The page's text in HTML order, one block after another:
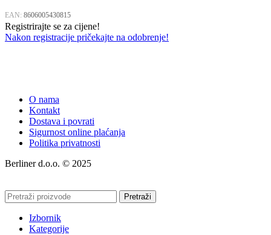
EAN: 8606005430815
Registrirajte se za cijene!
Nakon registracije pričekajte na odobrenje!
O nama
Kontakt
Dostava i povrati
Sigurnost online plaćanja
Politika privatnosti
Berliner d.o.o. © 2025
Pretraži
Izbornik
Kategorije